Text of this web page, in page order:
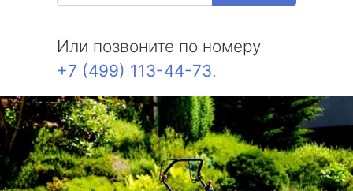
Или позвоните по номеру
+7 (499) 113-44-73.